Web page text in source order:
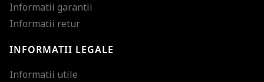
Informatii garantii
Informatii retur
INFORMATII LEGALE
Informatii utile